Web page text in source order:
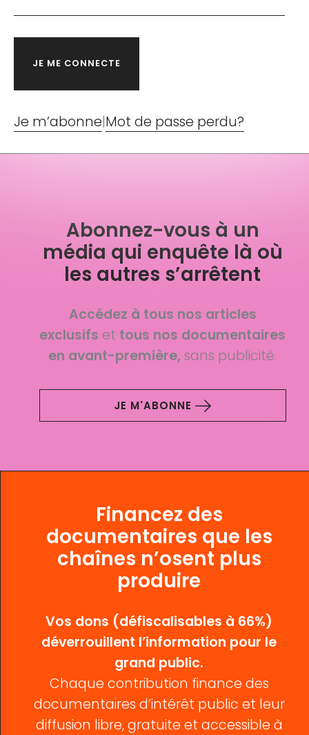
Je m’abonne|Mot de passe perdu?
Abonnez-vous à un
média qui enquête là où
les autres s’arrêtent
Accédez à tous nos articles
exclusifs et tous nos documentaires
en avant-première,sans publicité.
JE M'ABONNE
Financez des
documentaires que les
chaînes n’osent plus
produire
Vos dons (défiscalisables à 66%)
déverrouillent l’information pour le
grand public.
Chaque contribution finance des
documentaires d’intérêt public et leur
diffusion libre, gratuite et accessible à